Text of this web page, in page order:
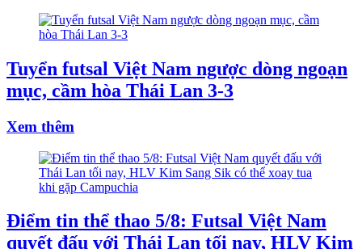
Tuyển futsal Việt Nam ngược dòng ngoạn
mục, cầm hòa Thái Lan 3-3
Xem thêm
Điểm tin thể thao 5/8: Futsal Việt Nam
quyết đấu với Thái Lan tối nay, HLV Kim